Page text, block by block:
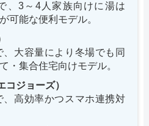
、3～4人家族向けに湯は
可能な便利モデル。
大容量により冬場でも同
・集合住宅向けモデル。
コジョーズ）
、高効率かつスマホ連携対